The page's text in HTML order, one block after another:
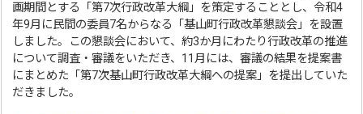
画期間とする「第7次行政改革大綱」を策定することとし、令和4
年9月に民間の委員7名からなる「基山町行政改革懇談会」を設置
しました。この懇談会において、約3か月にわたり行政改革の推進
について調査・審議をいただき、11月には、審議の結果を提案書
にまとめた「第7次基山町行政改革大綱への提案」を提出していた
だきました。